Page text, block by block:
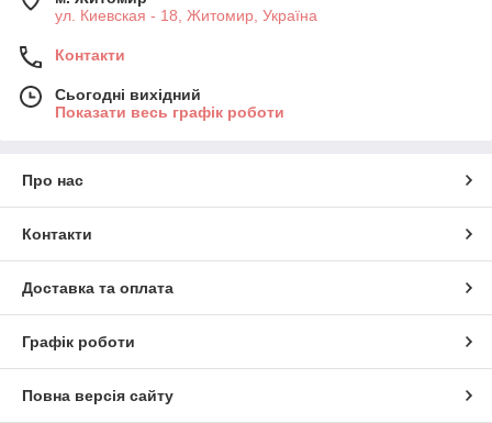
ул. Киевская - 18, Житомир, Україна
Контакти
Сьогодні вихідний
Показати весь графік роботи
Про нас
Контакти
Доставка та оплата
Графік роботи
Повна версія сайту